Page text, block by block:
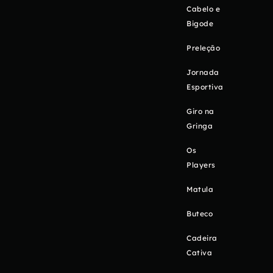
Cabelo e
Bigode
Preleção
Jornada
Esportiva
Giro na
Gringa
Os
Players
Matula
Buteco
Cadeira
Cativa